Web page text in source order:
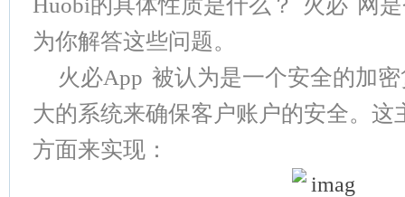
Huobi的具体性质是什么？
火必 网
为你解答这些问题。
火必App 被认为是一个安全的加
大的系统来确保客户账户的安全。这
方面来实现：